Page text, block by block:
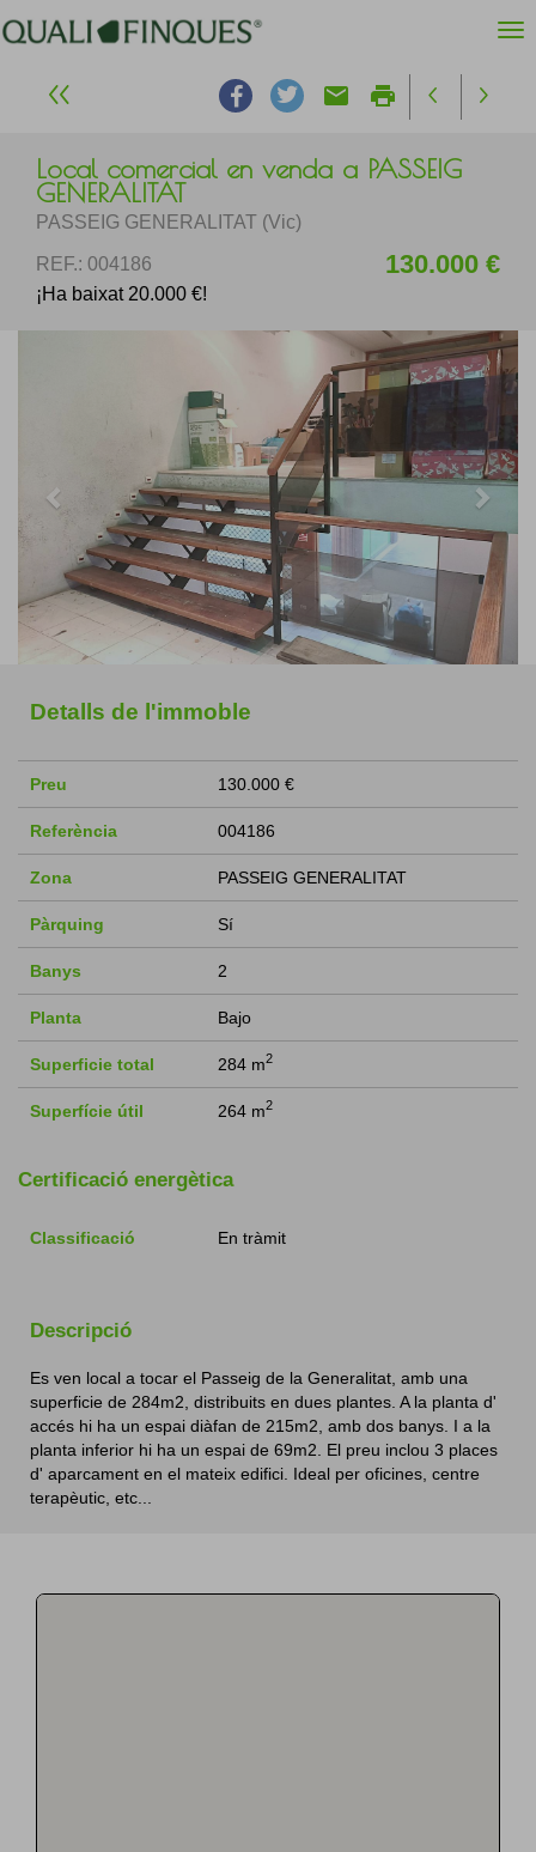
email print
Local comercial en venda a PASSEIG
GENERALITAT
PASSEIG GENERALITAT (Vic)
REF.: 004186 130.000 €
¡Ha baixat 20.000 €!
Detalls de l'immoble
Preu 130.000 €
Referència 004186
Zona PASSEIG GENERALITAT
Pàrquing Sí
Banys 2
Planta Bajo
Superficie total 284 m2
Superfície útil 264 m2
Certificació energètica
Classificació En tràmit
Descripció
Es ven local a tocar el Passeig de la Generalitat, amb una
superficie de 284m2, distribuits en dues plantes. A la planta d'
accés hi ha un espai diàfan de 215m2, amb dos banys. I a la
planta inferior hi ha un espai de 69m2. El preu inclou 3 places
d' aparcament en el mateix edifici. Ideal per oficines, centre
terapèutic, etc...